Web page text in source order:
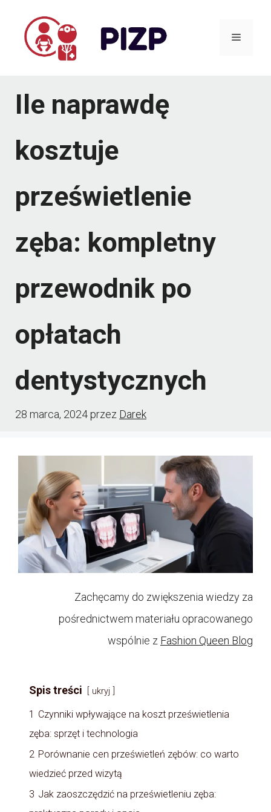
Menu
Ile naprawdę
kosztuje
prześwietlenie
zęba: kompletny
przewodnik po
opłatach
dentystycznych
28 marca, 2024przez Darek
Zachęcamy do zwiększenia wiedzy za
pośrednictwem materiału opracowanego
wspólnie z Fashion Queen Blog
Spis treści ukryj
1 Czynniki wpływające na koszt prześwietlenia
zęba: sprzęt i technologia
2 Porównanie cen prześwietleń zębów: co warto
wiedzieć przed wizytą
3 Jak zaoszczędzić na prześwietleniu zęba: